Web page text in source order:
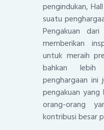
pengindukan,
suatu
Pengakuan
memberikan
untuk meraih
bahkan
penghargaan ini
pengakuan
orang-orang
kontribusi besar